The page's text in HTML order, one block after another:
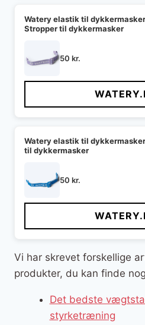
Watery elastik til
Stropper til dykkermasker
50 kr.
Watery elastik til
til dykkermasker
50 kr.
Vi har skrevet forskellige
produkter, du kan finde
Det bedste
styrketræning